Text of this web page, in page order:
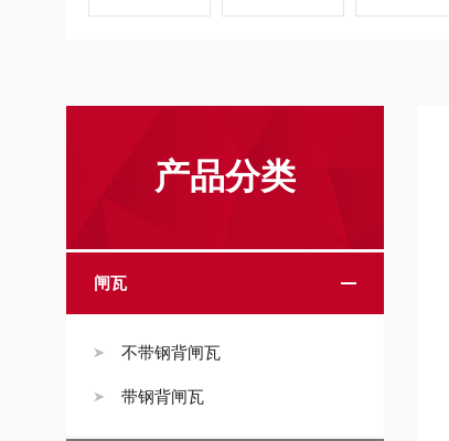
产品分类
闸瓦
不带钢背闸瓦
带钢背闸瓦